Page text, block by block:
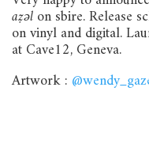
aẓǝlon sbire. Release
on vinyl and digital.
at Cave12, Geneva.
Artwork :